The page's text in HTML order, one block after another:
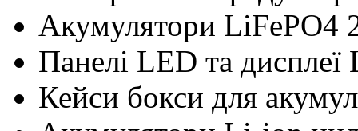
Акумулятори LiFePO4
Панелі LED та дисплеї
Кейси бокси для